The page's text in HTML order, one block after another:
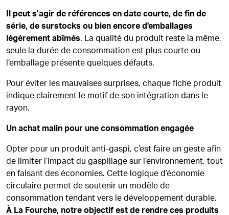
Il peut s’agir de références en date courte, de fin de
série, de surstocks ou bien encore d'emballages
légèrement abîmés. La qualité du produit reste la même,
seule la durée de consommation est plus courte ou
l’emballage présente quelques défauts.
Pour éviter les mauvaises surprises, chaque fiche produit
indique clairement le motif de son intégration dans le
rayon.
Un achat malin pour une consommation engagée
Opter pour un produit anti-gaspi, c’est faire un geste afin
de limiter l’impact du gaspillage sur l’environnement, tout
en faisant des économies. Cette logique d’économie
circulaire permet de soutenir un modèle de
consommation tendant vers le développement durable.
À La Fourche, notre objectif est de rendre ces produits